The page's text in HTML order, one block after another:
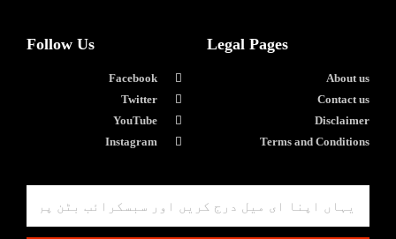
Legal Pages
About us
Contact us
Disclaimer
Terms and Conditions
Follow Us
Facebook
Twitter
YouTube
Instagram